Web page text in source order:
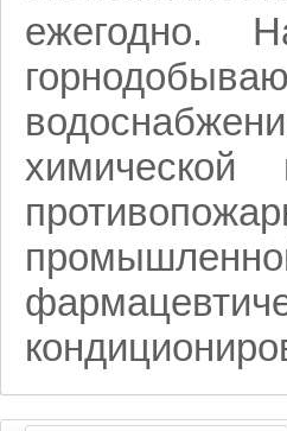
ежегодно.
химической